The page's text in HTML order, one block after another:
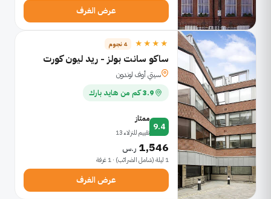
عرض الغرف
★★★★ 4 نجوم
ساكو سانت بولز - ريد ليون كورت
سيتي أوف لوندون
3.9 كم من هايد بارك
9.4
ممتاز
تقييم للنزلاء 13
1,546 ر.س
1 ليلة (شامل الضرائب) · 1 غرفة
عرض الغرف